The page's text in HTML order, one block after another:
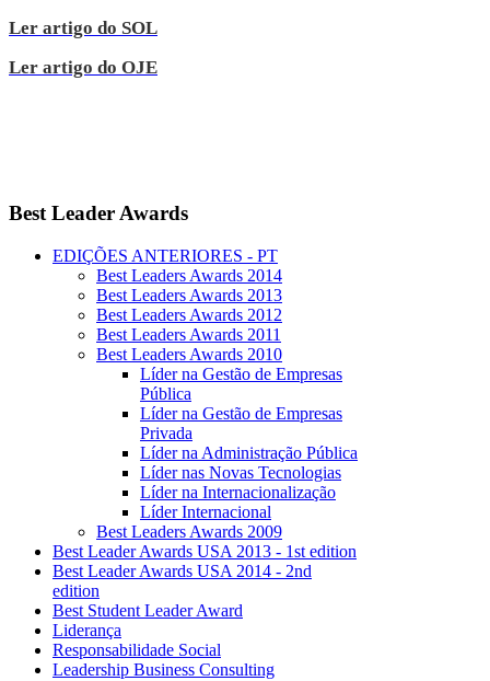
Ler artigo do SOL
Ler artigo do OJE
BestLeader Awards
EDIÇÕES ANTERIORES - PT
Best Leaders Awards 2014
Best Leaders Awards 2013
Best Leaders Awards 2012
Best Leaders Awards 2011
Best Leaders Awards 2010
Líder na Gestão de Empresas
Pública
Líder na Gestão de Empresas
Privada
Líder na Administração Pública
Líder nas Novas Tecnologias
Líder na Internacionalização
Líder Internacional
Best Leaders Awards 2009
Best Leader Awards USA 2013 - 1st edition
Best Leader Awards USA 2014 - 2nd
edition
Best Student Leader Award
Liderança
Responsabilidade Social
Leadership Business Consulting